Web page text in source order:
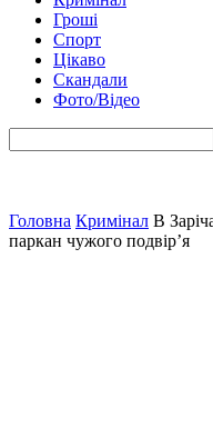
Гроші
Спорт
Цікаво
Скандали
Фото/Відео
Головна Кримінал В
паркан чужого подвір’я